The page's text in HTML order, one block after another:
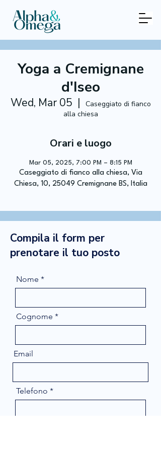
Yoga a Cremignane
d'Iseo
Wed, Mar 05
  |
Caseggiato di fianco
alla chiesa
Orari e luogo
Mar 05, 2025, 7:00 PM – 8:15 PM
Caseggiato di fianco alla chiesa, Via
Chiesa, 10, 25049 Cremignane BS, Italia
Compila il form per
prenotare il tuo posto
Nome
Cognome
Email
Telefono